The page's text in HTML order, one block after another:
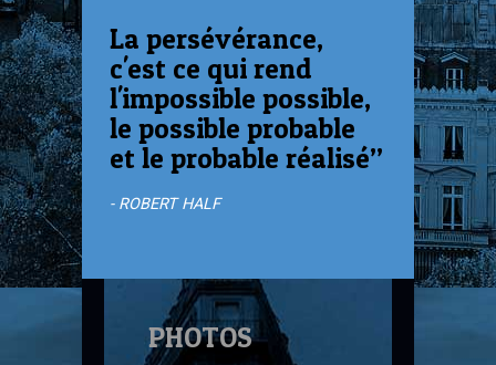
La persévérance,
c'est ce qui rend
l'impossible possible,
le possible probable
et le probable réalisé”
- ROBERT HALF
PHOTOS